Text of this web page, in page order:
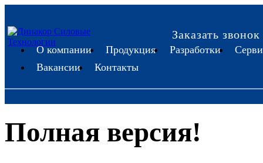
Заказать звонок
О компании Продукция Разработки
Вакансии
Контакты
Полная версия!